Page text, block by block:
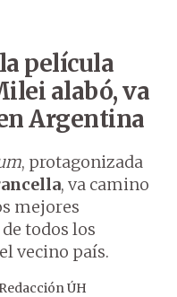
película
alabó, va
Argentina
, protagonizada
, va camino
mejores
todos los
vecino país.
Redacción ÚH